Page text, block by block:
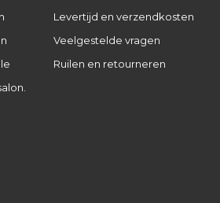
Levertijd en verzendkosten
Veelgestelde vragen
Ruilen en retourneren